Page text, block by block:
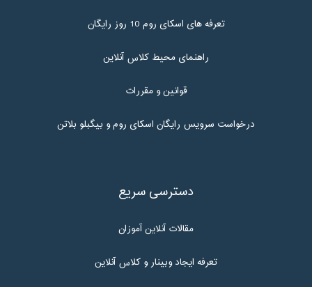
تعرفه های اسکای روم 10 روز رایگان
راهنمای محیط کلاس آنلاین
قوانین و مقررات
درخواست سرویس رایگان اسکای روم و بیگبلو بلاتن
دسترسی سریع
مقالات آنلاین آموزان
تعرفه ایجاد وبینار و کلاس آنلاین